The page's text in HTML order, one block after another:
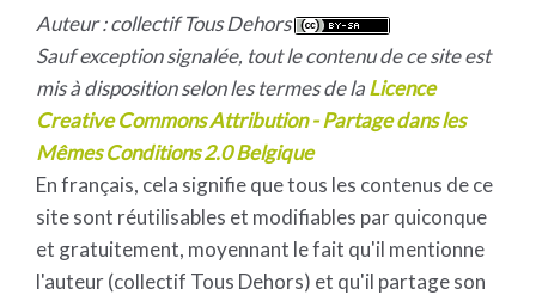
Auteur : collectif Tous Dehors
Sauf exception signalée, tout le contenu de ce site est
mis à disposition selon les termes de laLicence
Creative Commons Attribution - Partage dans les
Mêmes Conditions 2.0 Belgique
En français, cela signifie que tous les contenus de ce
site sont réutilisables et modifiables par quiconque
et gratuitement, moyennant le fait qu'il mentionne
l'auteur (collectif Tous Dehors) et qu'il partage son